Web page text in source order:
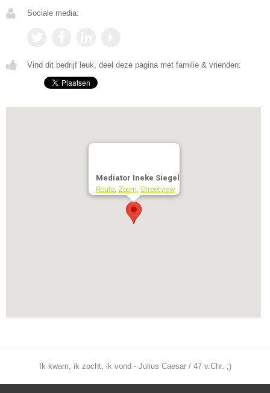
Sociale media:
Vind dit bedrijf leuk, deel deze pagina met familie & vrienden:
Mediator Ineke Siegel
Route, Zoom, Streetview
Ik kwam, ik zocht, ik vond - Julius Caesar / 47 v.Chr. ;)